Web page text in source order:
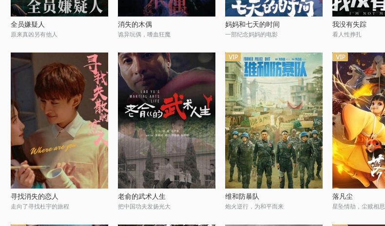
全员嫌疑人
原来真凶另有他人
消失的木偶
诡异玩偶，嗜血狂魔
妈妈和七天的时间
一部纪念妈妈的电影
我没有失踪
看人性挣扎
寻找消失的恋人
走向了寻找杜宇的旅程
老俞的武术人生
把中国功夫发扬光大
维和防暴队
炮火逆行，为和平而来
落凡尘
星坠情劫，尘赎相思